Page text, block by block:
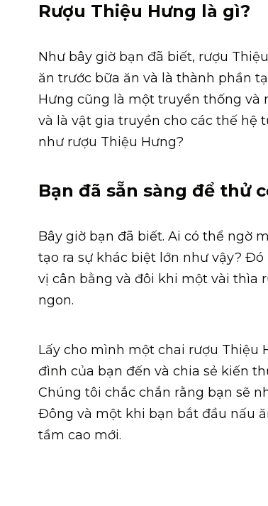
Rượu Thiệu Hưng là gì?
Như bây giờ bạn đã biết, rượu
ăn trước bữa ăn và là thành phần
Hưng cũng là một truyền thống và
và là vật gia truyền cho các thế hệ
như rượu Thiệu Hưng?
Bạn đã sẵn sàng để thử
Bây giờ bạn đã biết. Ai có thể ngờ
tạo ra sự khác biệt lớn như vậy?
vị cân bằng và đôi khi một vài thìa
ngon.
Lấy cho mình một chai rượu Thiệu
đình của bạn đến và chia sẻ kiến
Chúng tôi chắc chắn rằng bạn sẽ
Đông và một khi bạn bắt đầu nấu
tầm cao mới.